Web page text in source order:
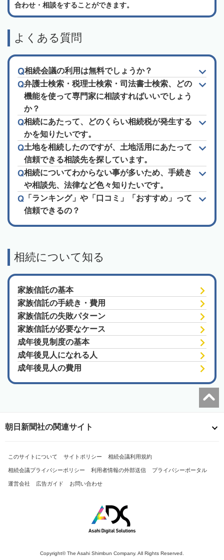
合わせ・相談をすることができます。
よくある質問
相続会議の利用は無料でしょうか？
弁護士検索・税理士検索・司法書士検索、どの
機能を使って専門家に相談すればいいでしょう
か？
相続にあたって、どのくらい相続税が発生する
かを知りたいです。
土地を相続したのですが、土地活用にあたって
信頼できる相談先を探しています。
相続についてわからない事が多いため、手続き
や相談先、法律など色々知りたいです。
「ランキング」や「口コミ」「おすすめ」って
信頼できるの？
相続について知る
家族信託の基本
家族信託の手続き・費用
家族信託の失敗パターン
家族信託が必要なケース
成年後見制度の基本
成年後見人になれる人
成年後見人の費用
朝日新聞社の関連サイト
このサイトについて サイトポリシー 相続会議利用規約
相続会議プライバシーポリシー 利用者情報の外部送信 プライバシーポータル
運営会社 広告ガイド お問い合わせ
Copyright© The Asahi Shimbun Company. All Rights Reserved.